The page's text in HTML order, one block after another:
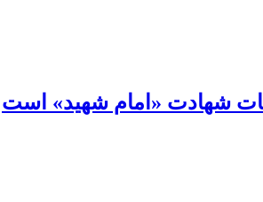
شهادت «امام شهید» است